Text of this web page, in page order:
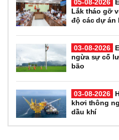
05-08-2026
Lắk tháo gỡ
độ các dự án
03-08-2026
ngừa sự cố
bão
03-08-2026
khơi thông
dầu khí